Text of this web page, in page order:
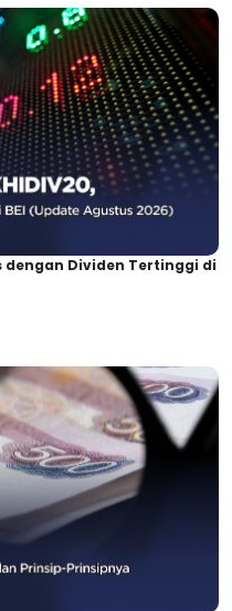
dengan Dividen Tertinggi di